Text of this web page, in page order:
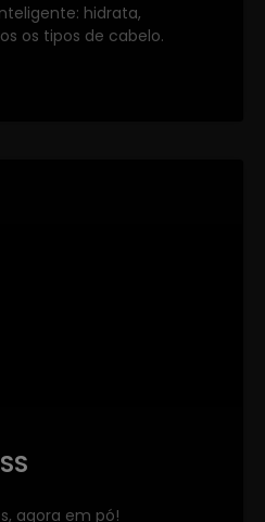
hidrata,
os tipos de cabelo.
agora em pó!